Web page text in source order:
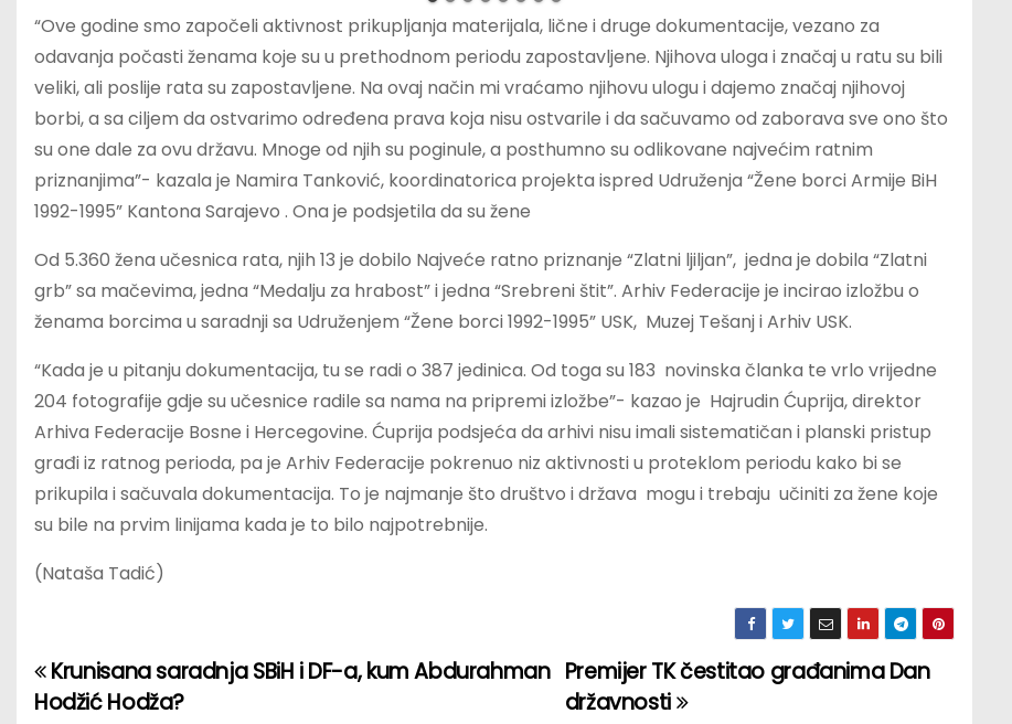
“Ove godine smo započeli aktivnost prikupljanja materijala, lične i druge dokumentacije, vezano za
odavanja počasti ženama koje su u prethodnom periodu zapostavljene. Njihova uloga i značaj u ratu su bili
veliki, ali poslije rata su zapostavljene. Na ovaj način mi vraćamo njihovu ulogu i dajemo značaj njihovoj
borbi, a sa ciljem da ostvarimo određena prava koja nisu ostvarile i da sačuvamo od zaborava sve ono što
su one dale za ovu državu. Mnoge od njih su poginule, a posthumno su odlikovane najvećim ratnim
priznanjima”- kazala je Namira Tanković, koordinatorica projekta ispred Udruženja “Žene borci Armije BiH
1992-1995” Kantona Sarajevo . Ona je podsjetila da su žene
Od 5.360 žena učesnica rata, njih 13 je dobilo Najveće ratno priznanje “Zlatni ljiljan”, jedna je dobila “Zlatni
grb” sa mačevima, jedna “Medalju za hrabost” i jedna “Srebreni štit”. Arhiv Federacije je incirao izložbu o
ženama borcima u saradnji sa Udruženjem “Žene borci 1992-1995” USK, Muzej Tešanj i Arhiv USK.
“Kada je u pitanju dokumentacija, tu se radi o 387 jedinica. Od toga su 183 novinska članka te vrlo vrijedne
204 fotografije gdje su učesnice radile sa nama na pripremi izložbe”- kazao je Hajrudin Ćuprija, direktor
Arhiva Federacije Bosne i Hercegovine. Ćuprija podsjeća da arhivi nisu imali sistematičan i planski pristup
građi iz ratnog perioda, pa je Arhiv Federacije pokrenuo niz aktivnosti u proteklom periodu kako bi se
prikupila i sačuvala dokumentacija. To je najmanje što društvo i država mogu i trebaju učiniti za žene koje
su bile na prvim linijama kada je to bilo najpotrebnije.
(Nataša Tadić)
P
Premijer TK čestitao građanima Dan
državnosti
Krunisana saradnja SBiH i DF-a, kum Abdurahman
Hodžić Hodža?